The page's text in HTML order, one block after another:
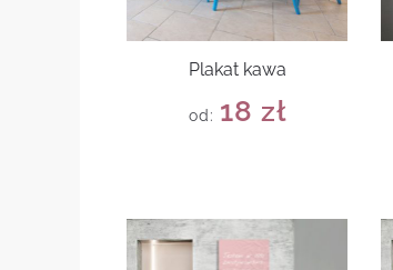
Plakat kawa
od: 18 zł